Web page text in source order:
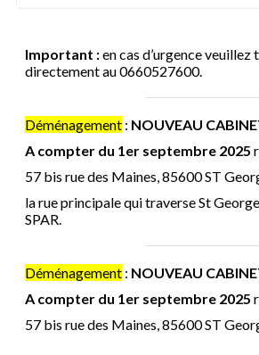
Important :en cas d’urgence veuillez
directement au 0660527600.
Déménagement: NOUVEAU
A compter du 1er septembre 2025
57 bis rue des Maines, 85600 ST
la rue principale qui traverse St
SPAR.
Déménagement: NOUVEAU
A compter du 1er septembre 2025
57 bis rue des Maines, 85600 ST